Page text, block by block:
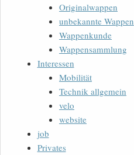
Originalwappen
unbekannte Wappen
Wappenkunde
Wappensammlung
Interessen
Mobilität
Technik allgemein
velo
website
job
Privates